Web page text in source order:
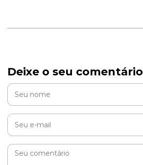
Deixe o seu comentário